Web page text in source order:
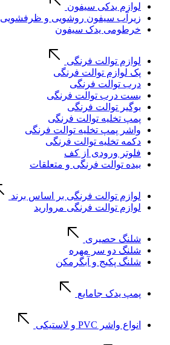
لوازم یدکی سیفون
زیرآب سیفون روشویی و ظرفشویی
خرطومی یدک سیفون
لوازم توالت فرنگی
پک لوازم توالت فرنگی
درب توالت فرنگی
بست درب توالت فرنگی
بوگیر توالت فرنگی
پمپ تخلیه توالت فرنگی
واشر پمپ تخلیه توالت فرنگی
دکمه تخلیه توالت فرنگی
فلوتر ورودی از کف
بیده توالت فرنگی و متعلقات
لوازم توالت فرنگی بر اساس برند
لوازم توالت فرنگی مروارید
شلنگ حصیری
شلنگ دو سر مهره
شلنگ پکیج و آبگرمکن
پمپ یدک جامایع
انواع واشر PVC و لاستیکی